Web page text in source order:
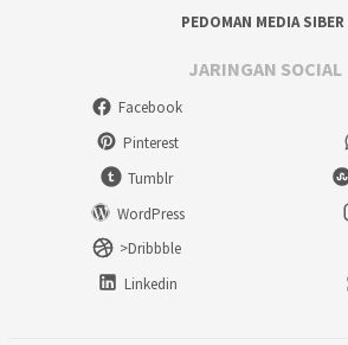
PEDOMAN MEDIA SIBER
JARINGAN SOCIAL
Facebook
Pinterest
Tumblr
WordPress
>Dribbble
Linkedin